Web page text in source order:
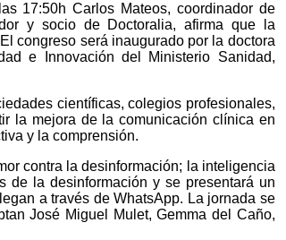
17:50h Carlos Mateos, coordinador de
y socio de Doctoralia, afirma que la
congreso será inaugurado por la doctora
e Innovación del Ministerio Sanidad,
científicas, colegios profesionales,
la mejora de la comunicación clínica en
y la comprensión.
contra la desinformación; la inteligencia
de la desinformación y se presentará un
a través de WhatsApp. La jornada se
José Miguel Mulet, Gemma del Caño,